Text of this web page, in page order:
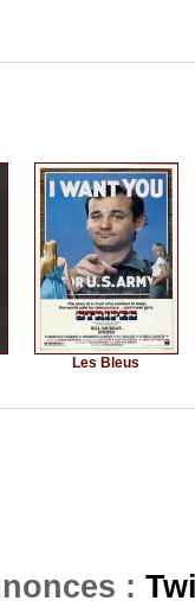
Les Bleus
: